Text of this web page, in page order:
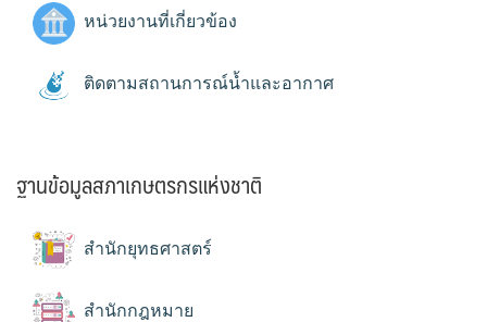
หน่วยงานที่เกี่ยวข้อง
ติดตามสถานการณ์น้ำและอากาศ
ฐานข้อมูลสภาเกษตรกรแห่งชาติ
สำนักยุทธศาสตร์
สำนักกฎหมาย